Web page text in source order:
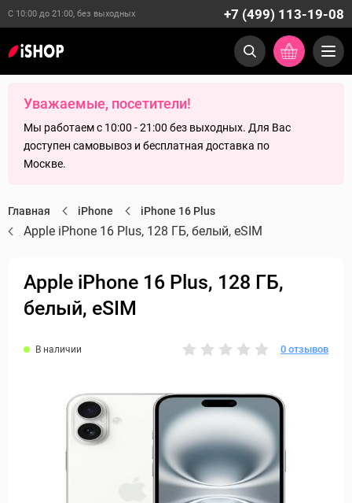
С 10:00 до 21:00, без выходных +7 (499) 113-19-08
Уважаемые, посетители!
Мы работаем с 10:00 - 21:00 без выходных. Для Вас
доступен самовывоз и бесплатная доставка по
Москве.
Главная iPhone iPhone 16 Plus
Apple iPhone 16 Plus, 128 ГБ, белый, eSIM
Apple iPhone 16 Plus, 128 ГБ,
белый, eSIM
В наличии 0 отзывов